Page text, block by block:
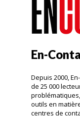
En-
Depuis 2000,
de 25 000
outils en
centres de